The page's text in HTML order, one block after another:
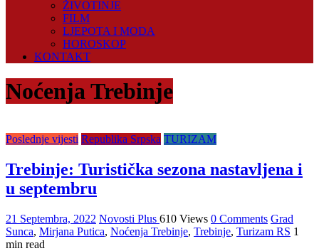
ŽIVOTINJE
FILM
LJEPOTA I MODA
HOROSKOP
KONTAKT
Noćenja Trebinje
Poslednje vijesti Republika Srpska TURIZAM
Trebinje: Turistička sezona nastavljena i
u septembru
21 Septembra, 2022 Novosti Plus 610 Views 0 Comments Grad
Sunca, Mirjana Putica, Noćenja Trebinje, Trebinje, Turizam RS 1
min read